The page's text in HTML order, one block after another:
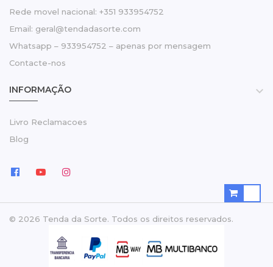
Rede movel nacional: +351 933954752
Email: geral@tendadasorte.com
Whatsapp – 933954752 – apenas por mensagem
Contacte-nos
INFORMAÇÃO 
Livro Reclamacoes
Blog
© 2026 Tenda da Sorte. Todos os direitos reservados.